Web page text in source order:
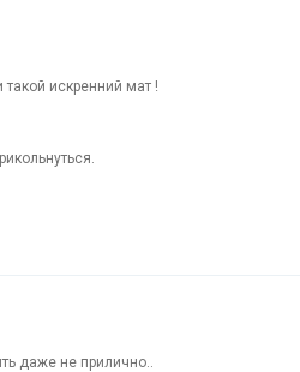
искренний мат !
даже не прилично..